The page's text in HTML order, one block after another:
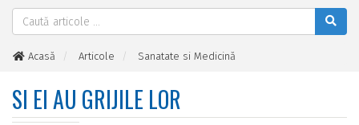
Acasă Articole
Sanatate si Medicină
SI EI AU GRIJILE LOR